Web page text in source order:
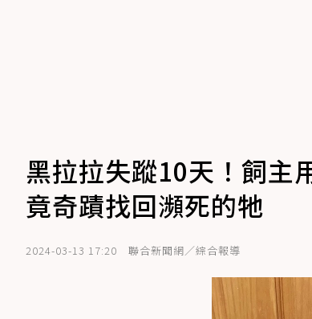
黑拉拉失蹤10天！飼主
竟奇蹟找回瀕死的牠
2024-03-13 17:20 聯合新聞網／綜合報導